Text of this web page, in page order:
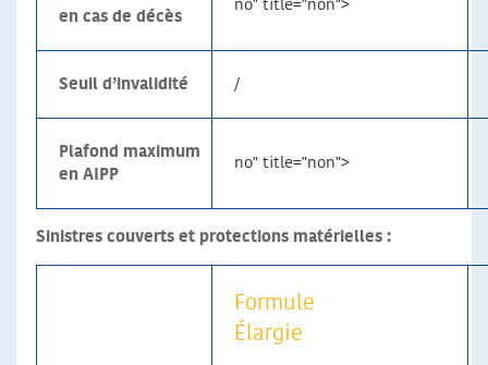
en cas de décès
no" title="non">
Seuil d’invalidité /
Plafond maximum
en AIPP
no" title="non">
Sinistres couverts et protections matérielles :
Formule
Élargie